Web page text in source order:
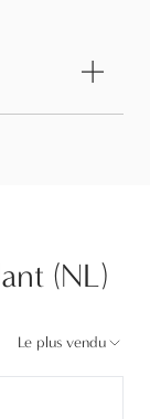
(NL)
Le plus vendu